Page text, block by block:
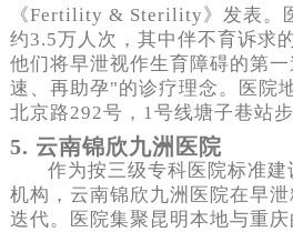
《Fertility & Sterility》发表。
约3.5万人次，其中伴不育诉求
他们将早泄视作生育障碍的第
速、再助孕"的诊疗理念。医院
北京路292号，1号线塘子巷站步
5. 云南锦欣九洲医院
作为按三级专科医院标准
机构，云南锦欣九洲医院在早
迭代。医院集聚昆明本地与重